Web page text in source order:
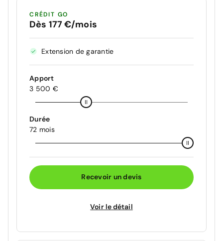
CRÉDIT GO
Dès 177 €/mois
Extension de garantie
Apport
3 500 €
Durée
72 mois
Recevoir un devis
Voir le détail